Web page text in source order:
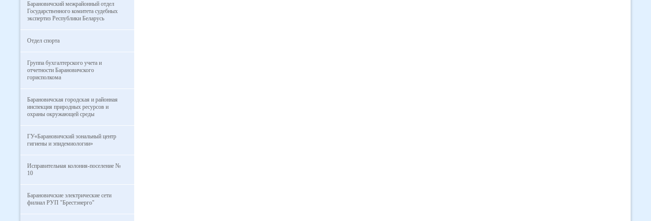
Барановичский межрайонный отдел
Государственного комитета судебных
экспертиз Республики Беларусь
Отдел спорта
Группа бухгалтерского учета и
отчетности Барановичского
горисполкома
Барановичская городская и районная
инспекция природных ресурсов и
охраны окружающей среды
ГУ«Барановичский зональный центр
гигиены и эпидемиологии»
Исправительная колония-поселение №
10
Барановичские электрические сети
филиал РУП "Брестэнерго"